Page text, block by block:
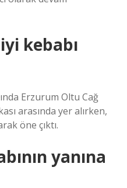
kebabı
Erzurum Oltu Cağ
arasında yer alırken,
öne çıktı.
yanına